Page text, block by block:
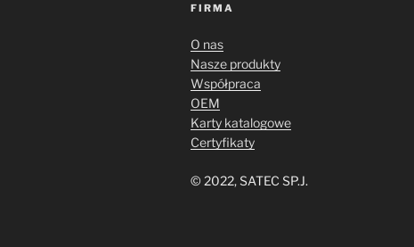
FIRMA
O nas
Nasze produkty
Współpraca
OEM
Karty katalogowe
Certyfikaty
© 2022, SATEC SP.J.